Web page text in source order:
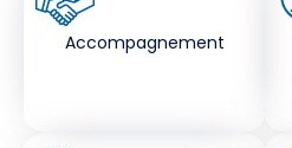
Accompagnement